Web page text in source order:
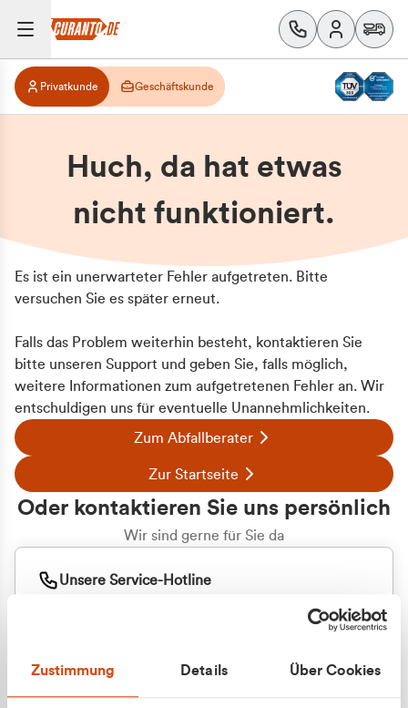
Zustimmung Details Über Cookies
Privatkunde Geschäftskunde
Huch, da hat etwas
nicht funktioniert.
Es ist ein unerwarteter Fehler aufgetreten. Bitte
versuchen Sie es später erneut.
Falls das Problem weiterhin besteht, kontaktieren Sie
bitte unseren Support und geben Sie, falls möglich,
weitere Informationen zum aufgetretenen Fehler an. Wir
entschuldigen uns für eventuelle Unannehmlichkeiten.
Zum Abfallberater
Zur Startseite
Oder kontaktieren Sie uns persönlich
Wir sind gerne für Sie da
Unsere Service-Hotline
+49 177 8376058